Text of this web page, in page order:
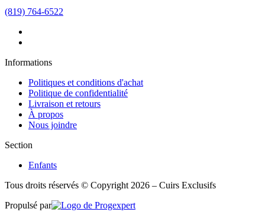
(819) 764-6522
Informations
Politiques et conditions d'achat
Politique de confidentialité
Livraison et retours
À propos
Nous joindre
Section
Enfants
Tous droits réservés © Copyright 2026 – Cuirs Exclusifs
Propulsé par